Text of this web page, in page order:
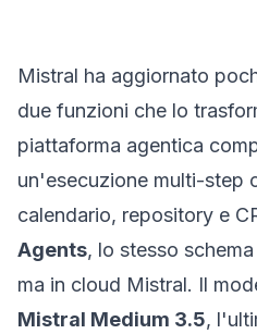
Mistral ha aggiornato
due funzioni che lo
piattaforma agentica
un'esecuzione multi-step
calendario, repository e
Agents, lo stesso
ma in cloud Mistral. Il
Mistral Medium 3.5,